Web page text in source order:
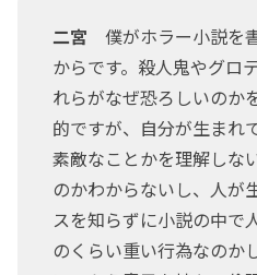
二宮 僕がホラー小説を
からです。殺人鬼やグロ
れらがなぜ恐ろしいのか
的ですが、自分が生まれ
素敵なことかを理解しな
のかわからないし、人が
スを知らずに小説の中で
のくらい重い行為なのか